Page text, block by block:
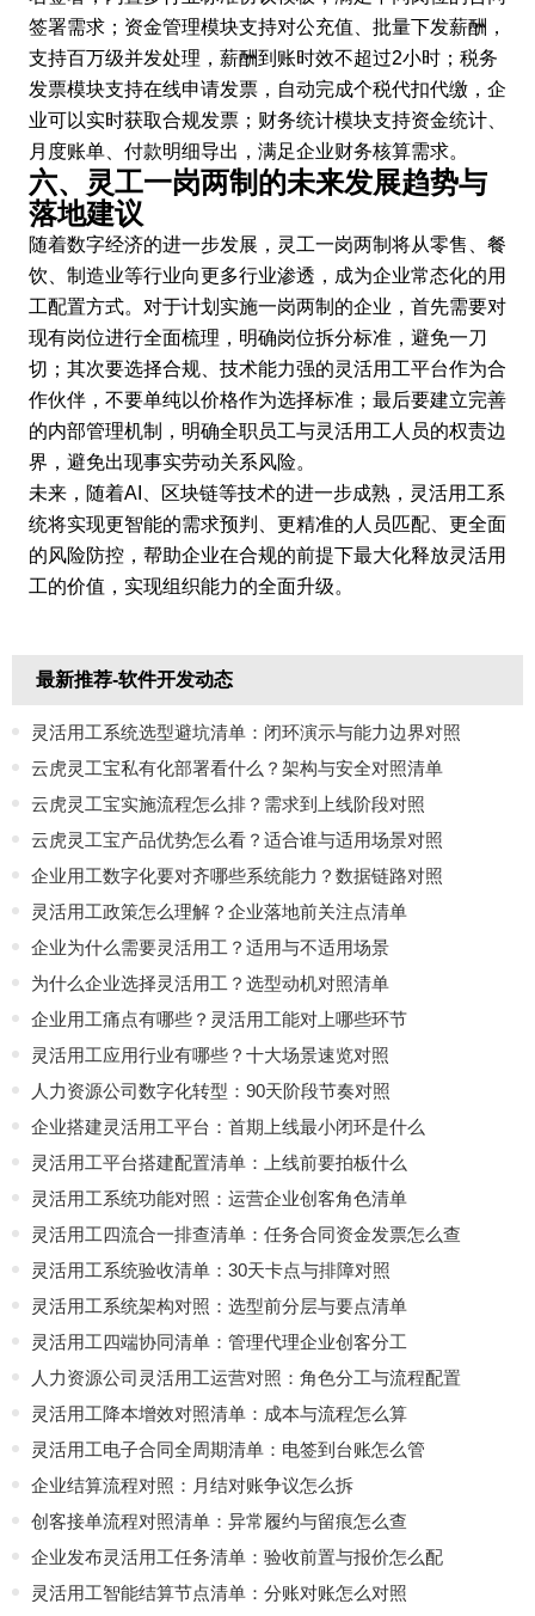
签署需求；资金管理模块支持对公充值、批量下发薪酬，
支持百万级并发处理，薪酬到账时效不超过2小时；税务
发票模块支持在线申请发票，自动完成个税代扣代缴，企
业可以实时获取合规发票；财务统计模块支持资金统计、
月度账单、付款明细导出，满足企业财务核算需求。
六、灵工一岗两制的未来发展趋势与
落地建议
随着数字经济的进一步发展，灵工一岗两制将从零售、餐
饮、制造业等行业向更多行业渗透，成为企业常态化的用
工配置方式。对于计划实施一岗两制的企业，首先需要对
现有岗位进行全面梳理，明确岗位拆分标准，避免一刀
切；其次要选择合规、技术能力强的灵活用工平台作为合
作伙伴，不要单纯以价格作为选择标准；最后要建立完善
的内部管理机制，明确全职员工与灵活用工人员的权责边
界，避免出现事实劳动关系风险。
未来，随着AI、区块链等技术的进一步成熟，灵活用工系
统将实现更智能的需求预判、更精准的人员匹配、更全面
的风险防控，帮助企业在合规的前提下最大化释放灵活用
工的价值，实现组织能力的全面升级。
最新推荐-软件开发动态
灵活用工系统选型避坑清单：闭环演示与能力边界对照
云虎灵工宝私有化部署看什么？架构与安全对照清单
云虎灵工宝实施流程怎么排？需求到上线阶段对照
云虎灵工宝产品优势怎么看？适合谁与适用场景对照
企业用工数字化要对齐哪些系统能力？数据链路对照
灵活用工政策怎么理解？企业落地前关注点清单
企业为什么需要灵活用工？适用与不适用场景
为什么企业选择灵活用工？选型动机对照清单
企业用工痛点有哪些？灵活用工能对上哪些环节
灵活用工应用行业有哪些？十大场景速览对照
人力资源公司数字化转型：90天阶段节奏对照
企业搭建灵活用工平台：首期上线最小闭环是什么
灵活用工平台搭建配置清单：上线前要拍板什么
灵活用工系统功能对照：运营企业创客角色清单
灵活用工四流合一排查清单：任务合同资金发票怎么查
灵活用工系统验收清单：30天卡点与排障对照
灵活用工系统架构对照：选型前分层与要点清单
灵活用工四端协同清单：管理代理企业创客分工
人力资源公司灵活用工运营对照：角色分工与流程配置
灵活用工降本增效对照清单：成本与流程怎么算
灵活用工电子合同全周期清单：电签到台账怎么管
企业结算流程对照：月结对账争议怎么拆
创客接单流程对照清单：异常履约与留痕怎么查
企业发布灵活用工任务清单：验收前置与报价怎么配
灵活用工智能结算节点清单：分账对账怎么对照